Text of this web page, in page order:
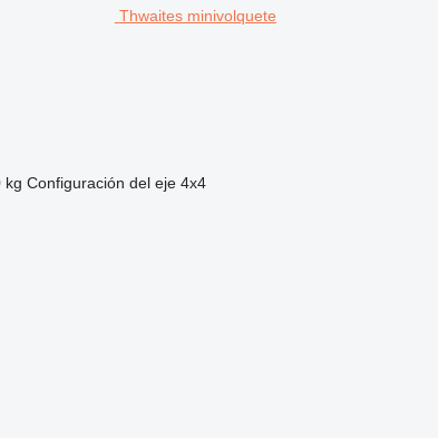
Thwaites minivolquete
kg Configuración del eje 4x4